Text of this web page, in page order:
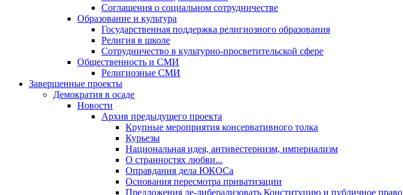
Соглашения о социальном сотрудничестве
Образование и культура
Государственная поддержка религиозного образования
Религия в школе
Сотрудничество в культурно-просветительской сфере
Общественность и СМИ
Религиозные СМИ
Завершенные проекты
Демократия в осаде
Новости
Архив предыдущего проекта
Крупные мероприятия консервативного толка
Курьезы
Национальная идея, антивестернизм, империализм
О странностях любви...
Оправдания дела ЮКОСа
Основания пересмотра приватизации
Предложения де-либерализовать Конституцию и публичное право